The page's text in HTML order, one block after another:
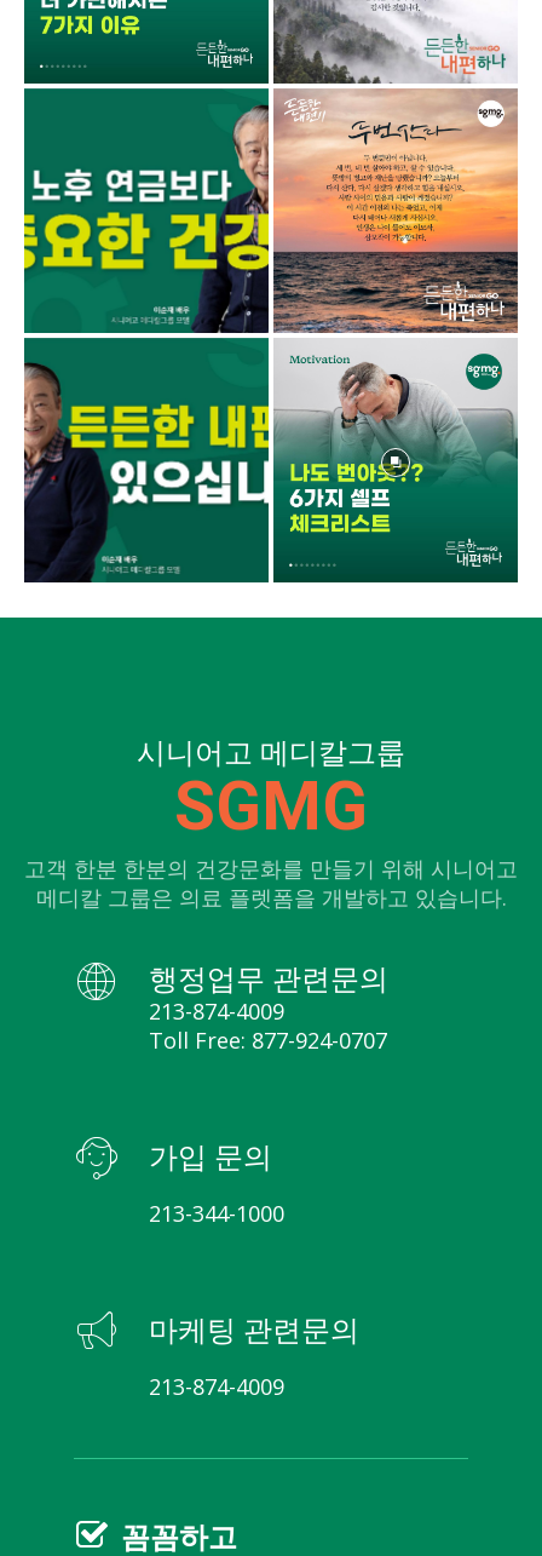
시니어고 메디칼그룹
SGMG
고객 한분 한분의 건강문화를 만들기 위해 시니어고
메디칼 그룹은 의료 플렛폼을 개발하고 있습니다.
행정업무 관련문의
213-874-4009
Toll Free: 877-924-0707
가입 문의
213-344-1000
마케팅 관련문의
213-874-4009
꼼꼼하고